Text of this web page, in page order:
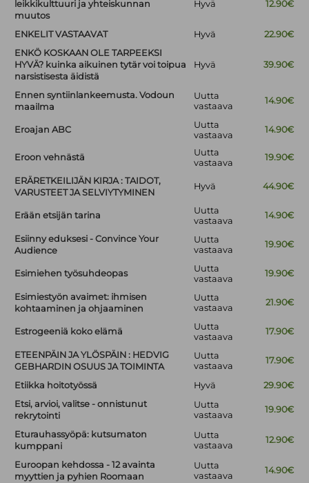
leikkikulttuuri ja yhteiskunnan
muutos
Hyvä 12.90€
ENKELIT VASTAAVAT Hyvä
22.90€
ENKÖ KOSKAAN OLE TARPEEKSI
HYVÄ? kuinka aikuinen tytär voi toipua
narsistisesta äidistä
Hyvä 39.90€
Ennen syntiinlankeemusta. Vodoun
maailma
Uutta
vastaava
14.90€
Eroajan ABC
Uutta
vastaava
14.90€
Eroon vehnästä
Uutta
vastaava
19.90€
ERÄRETKEILIJÄN KIRJA : TAIDOT,
VARUSTEET JA SELVIYTYMINEN
Hyvä 44.90€
Erään etsijän tarina
Uutta
vastaava
14.90€
Esiinny eduksesi - Convince Your
Audience
Uutta
vastaava
19.90€
Esimiehen työsuhdeopas
Uutta
vastaava
19.90€
Esimiestyön avaimet: ihmisen
kohtaaminen ja ohjaaminen
Uutta
vastaava
21.90€
Estrogeeniä koko elämä
Uutta
vastaava
17.90€
ETEENPÄIN JA YLÖSPÄIN : HEDVIG
GEBHARDIN OSUUS JA TOIMINTA
Uutta
vastaava
17.90€
Etiikka hoitotyössä Hyvä
29.90€
Etsi, arvioi, valitse - onnistunut
rekrytointi
Uutta
vastaava
19.90€
Eturauhassyöpä: kutsumaton
kumppani
Uutta
vastaava
12.90€
Euroopan kehdossa - 12 avainta
myyttien ja pyhien Roomaan
Uutta
vastaava
14.90€